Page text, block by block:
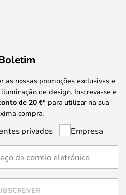
as nossas promoções exclusivas e
de design. Inscreva-se e
de 20 €* para utilizar na sua
compra.
privados Empresa